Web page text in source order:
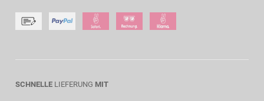
SCHNELLE LIEFERUNG MIT